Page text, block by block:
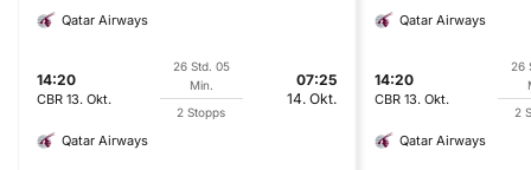
Qatar Airways
14:20
CBR 13. Okt.
26 Std. 05
Min.
2 Stopps
07:25
14. Okt.
Qatar Airways
Qatar Airways
14:20
CBR 13. Okt.
26
2
Qatar Airways